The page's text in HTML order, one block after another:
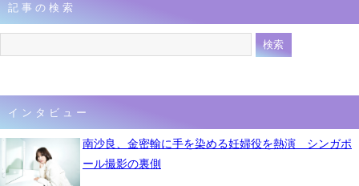
記事の検索
インタビュー
南沙良、金密輸に手を染める妊婦役を熱演 シンガポ
ール撮影の裏側